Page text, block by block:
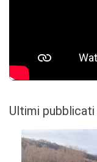
Ultimi pubblicati